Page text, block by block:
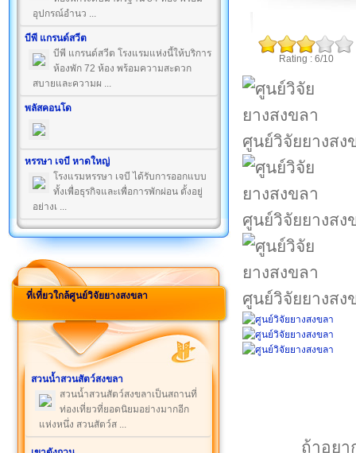
อุปกรณ์อำนว ...
บีพี แกรนด์สวีต
บีพี แกรนด์สวีต โรงแรมแห่งนี้ให้บริการ
ห้องพัก 72 ห้อง พร้อมความสะดวก
สบายและความผ ...
พลัสคอนโด
หรรษา เจบี หาดใหญ่
โรงแรมหรรษา เจบี ได้รับการออกแบบ
ทั้งเพื่อธุรกิจและเพื่อการพักผ่อน ตั้งอยู่
อย่างเ ...
ที่เที่ยวใกล้ศูนย์วิจัยยางสงขลา
สวนน้ำสวนสัตว์สงขลา
สวนน้ำสวนสัตว์สงขลาเป็นสถานที่
ท่องเที่ยวที่ยอดนิยมอย่างมากอีก
แห่งหนึ่ง สวนสัตว์ส ...
Rating : 6/10
ศูนย์วิจัยยางสง
ศูนย์วิจัยยางสง
ศูนย์วิจัยยางสง
ถ้าอยา